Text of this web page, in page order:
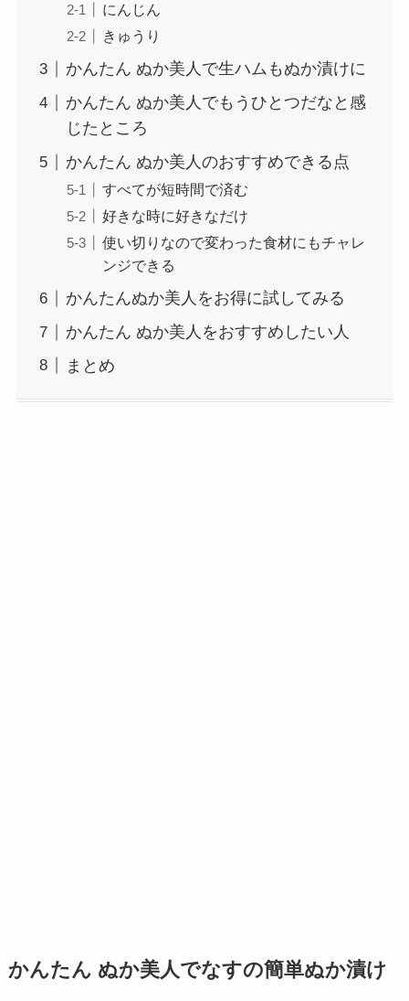
にんじん
きゅうり
かんたん ぬか美人で生ハムもぬか漬けに
かんたん ぬか美人でもうひとつだなと感
じたところ
かんたん ぬか美人のおすすめできる点
すべてが短時間で済む
好きな時に好きなだけ
使い切りなので変わった食材にもチャレ
ンジできる
かんたんぬか美人をお得に試してみる
かんたん ぬか美人をおすすめしたい人
まとめ
かんたん ぬか美人でなすの簡単ぬか漬け